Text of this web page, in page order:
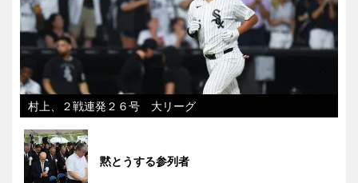
村上、２戦連発２６号 大リーグ
黙とうする参列者